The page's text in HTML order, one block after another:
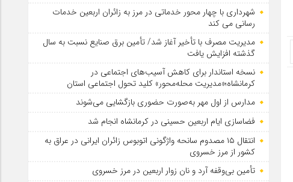
شهرداری با چهار محور خدماتی در مرز به زائران اربعین خدمات
رسانی می کند
مدیریت مصرف با تأخیر آغاز شد/ تأمین برق صنایع نسبت به سال
گذشته افزایش یافت
نسخه استاندار برای کاهش آسیب‌های اجتماعی در
کرمانشاه؛«مدیریت محله‌محور» کلید تحول اجتماعی استان
مدارس از اول مهر به‌صورت حضوری بازگشایی می‌شوند
فضاسازی ایام اربعین حسینی در کرمانشاه انجام شد
انتقال ۱۵ مصدوم سانحه واژگونی اتوبوس زائران ایرانی در عراق به
کشور از مرز خسروی
تأمین بی‌وقفه آرد و نان زوار اربعین در مرز خسروی